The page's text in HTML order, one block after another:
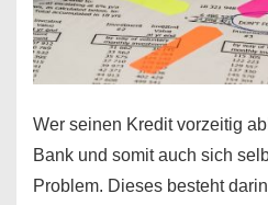
Wer seinen Kredit vorzeitig
Bank und somit auch sich
Problem. Dieses besteht